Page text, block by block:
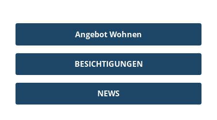
Angebot Wohnen
BESICHTIGUNGEN
NEWS